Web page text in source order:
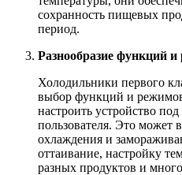
сохранность пищевых
период.
Разнообразие функций
Холодильники первого
выбор функций и
настроить устройство
пользователя. Это может
охлаждения и
оттаивание, настройку
разных продуктов и